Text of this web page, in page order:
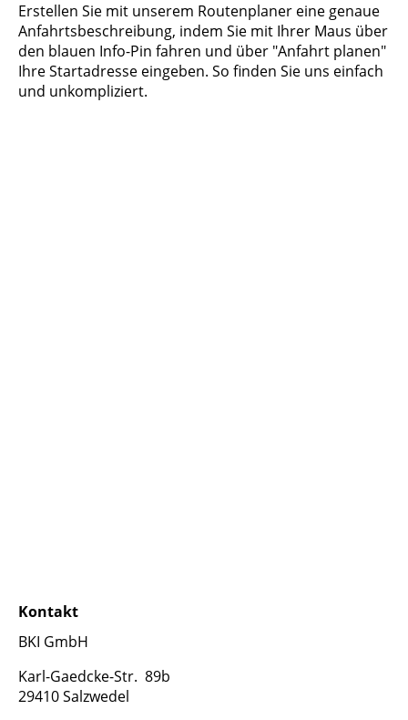
Erstellen Sie mit unserem Routenplaner eine genaue
Anfahrtsbeschreibung, indem Sie mit Ihrer Maus über
den blauen Info-Pin fahren und über "Anfahrt planen"
Ihre Startadresse eingeben. So finden Sie uns einfach
und unkompliziert.
Kontakt
BKI GmbH
Karl-Gaedcke-Str. 89b
29410 Salzwedel